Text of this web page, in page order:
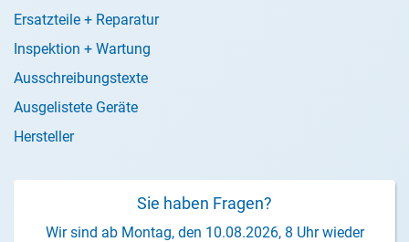
Ersatzteile + Reparatur
Inspektion + Wartung
Ausschreibungstexte
Ausgelistete Geräte
Hersteller
Sie haben Fragen?
Wir sind ab Montag, den 10.08.2026, 8 Uhr wieder